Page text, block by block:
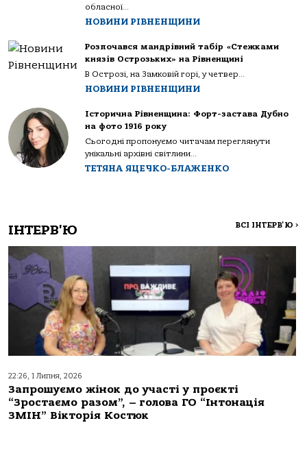
обласної...
НОВИНИ РІВНЕНЩИНИ
Розпочався мандрівний табір «Стежками
князів Острозьких» на Рівненщині
В Острозі, на Замковій горі, у четвер...
НОВИНИ РІВНЕНЩИНИ
Історична Рівненщина: Форт-застава Дубно
на фото 1916 року
Сьогодні пропонуємо читачам переглянути
унікальні архівні світлини...
ТЕТЯНА ЯЦЕЧКО-БЛАЖЕНКО
ІНТЕРВ'Ю ВСІ ІНТЕРВ'Ю >
22:26, 1 Липня, 2026
Запрошуємо жінок до участі у проєкті
“Зростаємо разом”, – голова ГО “Інтонація
ЗМІН” Вікторія Костюк